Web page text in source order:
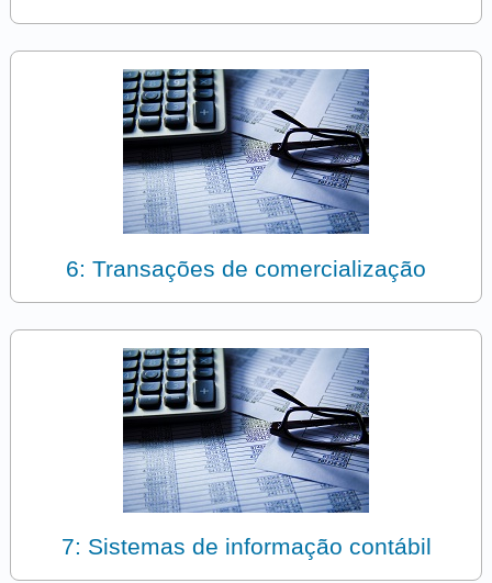
6: Transações de comercialização
7: Sistemas de informação contábil